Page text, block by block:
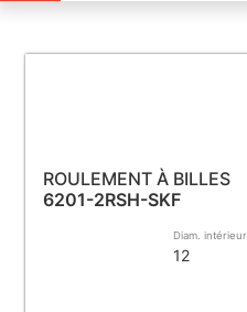
ROULEMENT À BILLES
6201-2RSH-SKF
Diam. intérieur
12